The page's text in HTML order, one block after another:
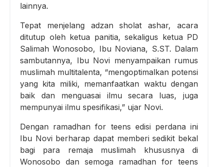
lainnya.
Tepat menjelang adzan sholat ashar, acara
ditutup oleh ketua panitia, sekaligus ketua PD
Salimah Wonosobo, Ibu Noviana, S.ST. Dalam
sambutannya, Ibu Novi menyampaikan rumus
muslimah multitalenta, “mengoptimalkan potensi
yang kita miliki, memanfaatkan waktu dengan
baik dan menguasai ilmu secara luas, juga
mempunyai ilmu spesifikasi,” ujar Novi.
Dengan ramadhan for teens edisi perdana ini
Ibu Novi berharap dapat memberi sedikit bekal
bagi para remaja muslimah khususnya di
Wonosobo dan semoga ramadhan for teens